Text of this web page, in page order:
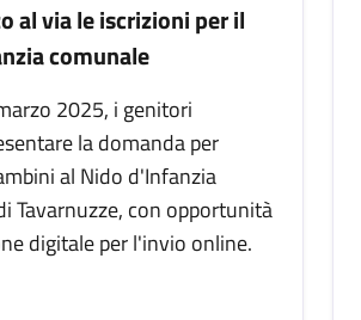
al via le iscrizioni per il
comunale
2025, i genitori
la domanda per
al Nido d'Infanzia
Tavarnuzze, con opportunità
digitale per l'invio online.